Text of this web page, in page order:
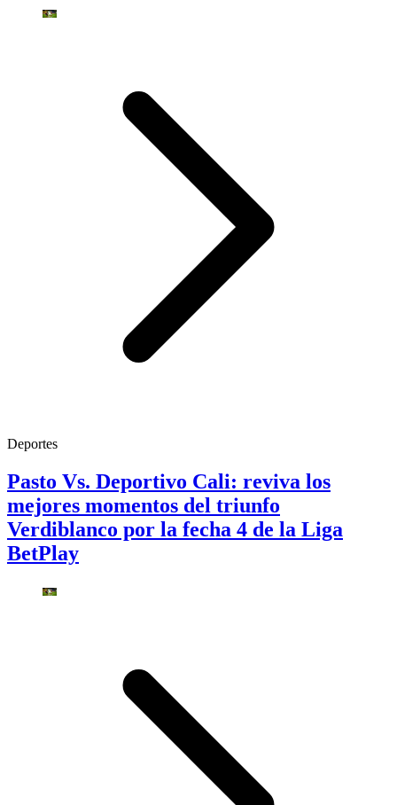
Deportes
Pasto Vs. Deportivo Cali: reviva los
mejores momentos del triunfo
Verdiblanco por la fecha 4 de la Liga
BetPlay